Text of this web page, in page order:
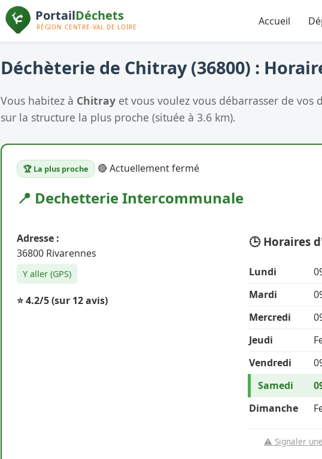
Accueil
Déchèterie de Chitray (36800) :
Vous habitez à Chitray et vous voulez vous débarrasser de vos
sur la structure la plus proche (située à 3.6 km).
🏆 La plus proche 🔴 Actuellement fermé
📍 Dechetterie Intercommunale
Adresse :
36800 Rivarennes
Y aller (GPS)
⭐ 4.2/5(sur 12 avis)
🕒 Horaires
Lundi
Mardi
Mercredi
Jeudi
Vendredi
Samedi
Dimanche
⚠️ Signaler